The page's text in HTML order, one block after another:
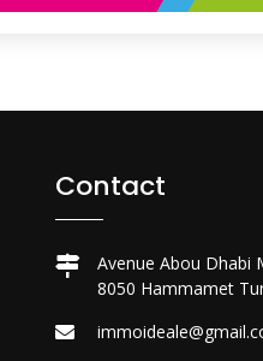
Contact
Avenue Abou Dhabi
8050 Hammamet